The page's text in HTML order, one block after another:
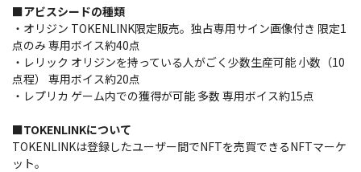
■アビスシードの種類
・オリジン TOKENLINK限定販売。独占専用サイン画像付き 限定1
点のみ 専用ボイス約40点
・レリック オリジンを持っている人がごく少数生産可能 小数（10
点程） 専用ボイス約20点
・レプリカ ゲーム内での獲得が可能 多数 専用ボイス約15点
■TOKENLINKについて
TOKENLINKは登録したユーザー間でNFTを売買できるNFTマーケ
ット。